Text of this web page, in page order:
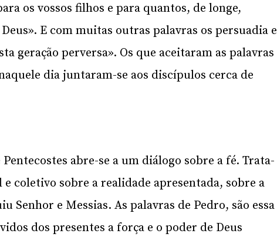
os vossos filhos e para quantos, de longe,
E com muitas outras palavras os persuadia e
geração perversa». Os que aceitaram as palavras
dia juntaram-se aos discípulos cerca de
abre-se a um diálogo sobre a fé. Trata-
coletivo sobre a realidade apresentada, sobre a
Senhor e Messias. As palavras de Pedro, são essa
dos presentes a força e o poder de Deus